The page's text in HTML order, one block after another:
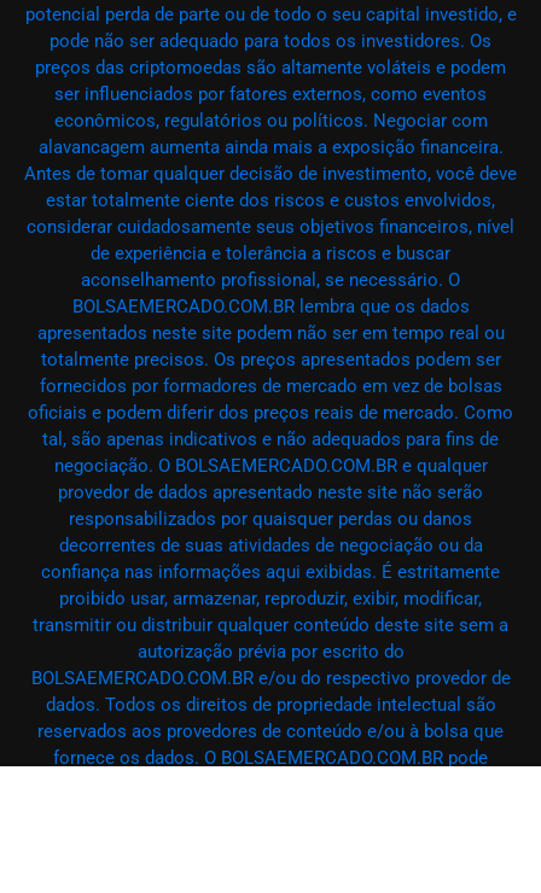
potencial perda de parte ou de todo o seu capital investido, e
pode não ser adequado para todos os investidores. Os
preços das criptomoedas são altamente voláteis e podem
ser influenciados por fatores externos, como eventos
econômicos, regulatórios ou políticos. Negociar com
alavancagem aumenta ainda mais a exposição financeira.
Antes de tomar qualquer decisão de investimento, você deve
estar totalmente ciente dos riscos e custos envolvidos,
considerar cuidadosamente seus objetivos financeiros, nível
de experiência e tolerância a riscos e buscar
aconselhamento profissional, se necessário. O
BOLSAEMERCADO.COM.BR lembra que os dados
apresentados neste site podem não ser em tempo real ou
totalmente precisos. Os preços apresentados podem ser
fornecidos por formadores de mercado em vez de bolsas
oficiais e podem diferir dos preços reais de mercado. Como
tal, são apenas indicativos e não adequados para fins de
negociação. O BOLSAEMERCADO.COM.BR e qualquer
provedor de dados apresentado neste site não serão
responsabilizados por quaisquer perdas ou danos
decorrentes de suas atividades de negociação ou da
confiança nas informações aqui exibidas. É estritamente
proibido usar, armazenar, reproduzir, exibir, modificar,
transmitir ou distribuir qualquer conteúdo deste site sem a
autorização prévia por escrito do
BOLSAEMERCADO.COM.BR e/ou do respectivo provedor de
dados. Todos os direitos de propriedade intelectual são
reservados aos provedores de conteúdo e/ou à bolsa que
fornece os dados. O BOLSAEMERCADO.COM.BR pode